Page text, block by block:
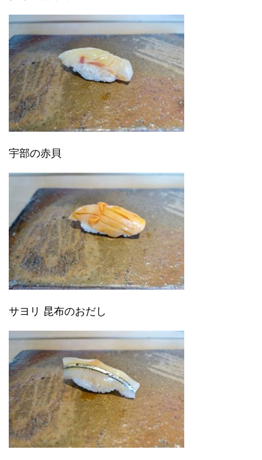
宇部の赤貝
サヨリ 昆布のおだし